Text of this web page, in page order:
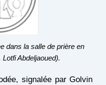
dans la salle de prière en
Abdeljaoued).
signalée par Golvin